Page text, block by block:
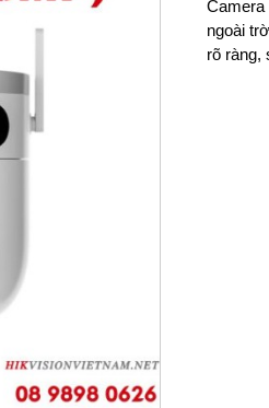
ngoài
rõ ràng,